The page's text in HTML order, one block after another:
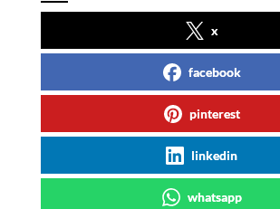
x
facebook
pinterest
linkedin
whatsapp